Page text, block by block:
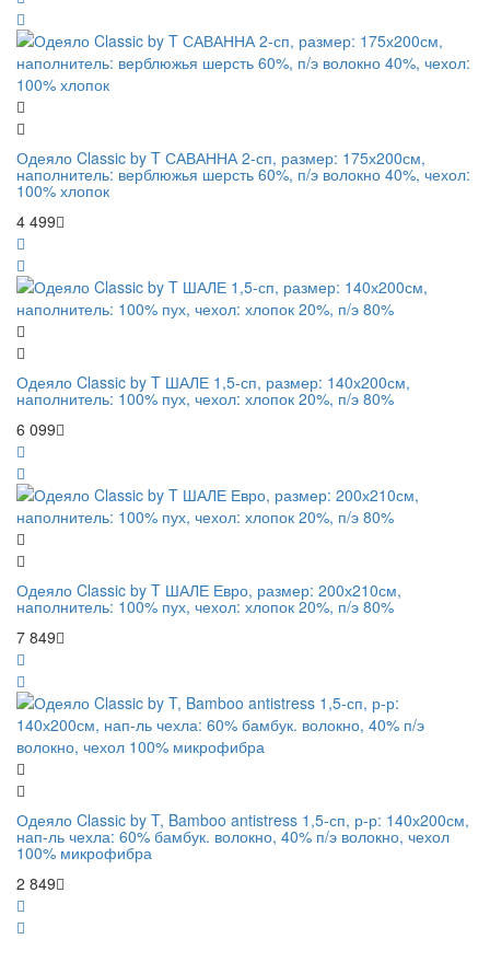
Одеяло Classic by T САВАННА 2-сп, размер: 175х200см,
наполнитель: верблюжья шерсть 60%, п/э волокно 40%, чехол:
100% хлопок
4 499
Одеяло Classic by T ШАЛЕ 1,5-сп, размер: 140х200см,
наполнитель: 100% пух, чехол: хлопок 20%, п/э 80%
6 099
Одеяло Classic by T ШАЛЕ Евро, размер: 200х210см,
наполнитель: 100% пух, чехол: хлопок 20%, п/э 80%
7 849
Одеяло Classic by T, Bamboo antistress 1,5-сп, р-р: 140х200см,
нап-ль чехла: 60% бамбук. волокно, 40% п/э волокно, чехол
100% микрофибра
2 849